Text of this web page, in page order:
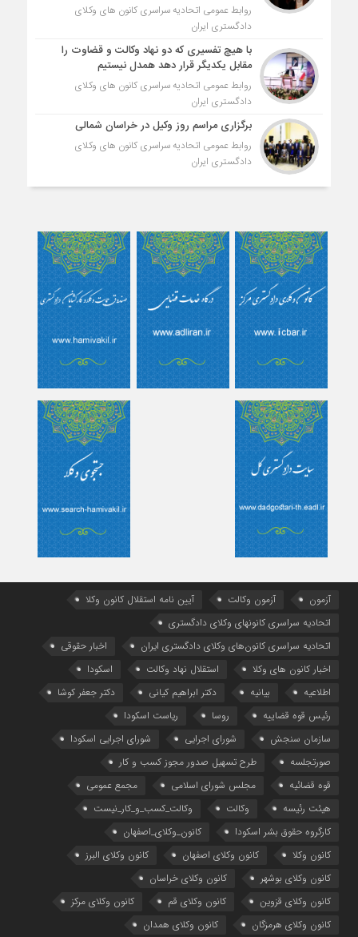
روابط عمومی اتحادیه سراسری کانون های وکلای
دادگستری ایران
با هیچ تفسیری که دو نهاد وکالت و قضاوت را
مقابل یکدیگر قرار دهد همدل نیستیم
روابط عمومی اتحادیه سراسری کانون های وکلای
دادگستری ایران
برگزاری مراسم روز وکیل در خراسان شمالی
روابط عمومی اتحادیه سراسری کانون های وکلای
دادگستری ایران
آزمون آزمون وکالت
آیین ‌نامه استقلال کانون وکلا
اتحادیه سراسری کانونهای وکلای دادگستری
اتحادیه سراسری کانون‌های وکلای دادگستری ایران
اخبار حقوقی
اخبار کانون های وکلا
استقلال نهاد وکالت
اسکودا
اطلاعیه
بیانیه دکتر ابراهیم کیانی
دکتر جعفر کوشا
رئیس قوه قضاییه
روسا
ریاست اسکودا
سازمان سنجش
شورای اجرایی
شورای اجرایی اسکودا
صورتجلسه
طرح تسهیل صدور مجوز کسب و کار
قوه قضائیه
مجلس شورای اسلامی
مجمع عمومی
هیئت رئیسه
وکالت
وکالت_کسب_و_کار_نیست
کارگروه حقوق بشر اسکودا
کانون_وکلای_اصفهان
کانون وکلا
کانون وکلای اصفهان
کانون وکلای البرز
کانون وکلای بوشهر
کانون وکلای خراسان
کانون وکلای قزوین
کانون وکلای قم
کانون وکلای مرکز
کانون وکلای هرمزگان
کانون وکلای همدان